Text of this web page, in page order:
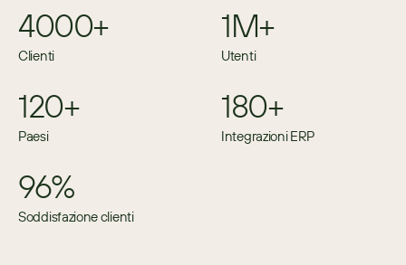
4000+
Clienti
1M+
Utenti
120+
Paesi
180+
Integrazioni ERP
96%
Soddisfazione clienti